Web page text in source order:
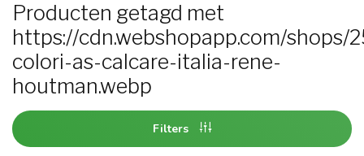
Producten getagd met
https://cdn.webshopapp.com/
colori-as-calcare-italia-rene-
houtman.webp
Filters